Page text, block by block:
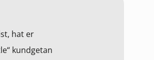
hat er
kundgetan